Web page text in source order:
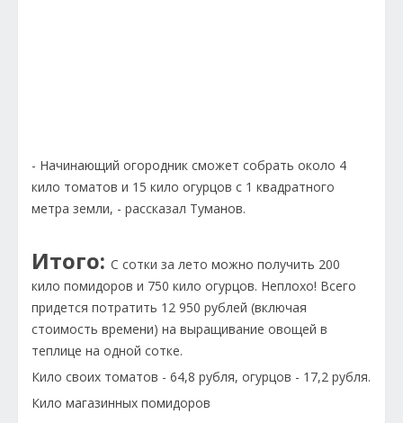
- Начинающий огородник сможет собрать около 4
кило томатов и 15 кило огурцов с 1 квадратного
метра земли, - рассказал Туманов.
Итого: С сотки за лето можно получить 200
кило помидоров и 750 кило огурцов. Неплохо! Всего
придется потратить 12 950 рублей (включая
стоимость времени) на выращивание овощей в
теплице на одной сотке.
Кило своих томатов - 64,8 рубля, огурцов - 17,2 рубля.
Кило магазинных помидоров